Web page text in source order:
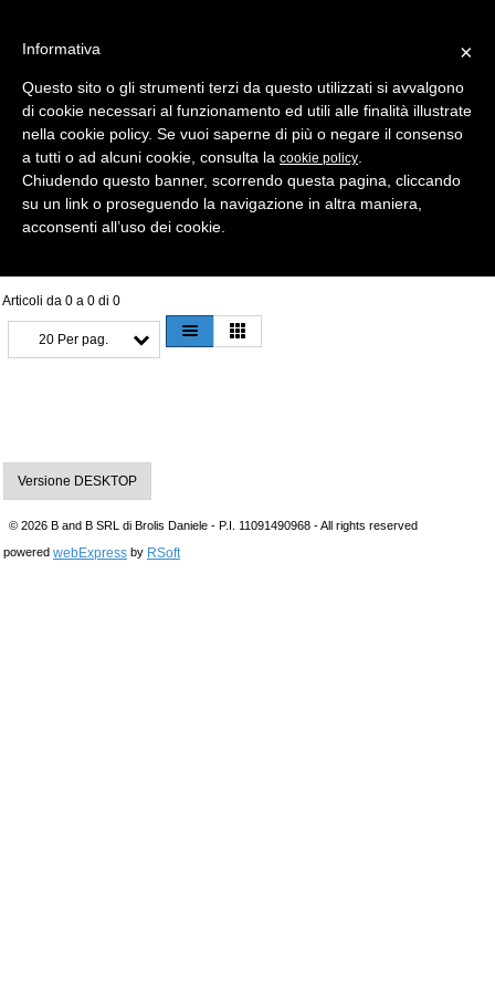
Selezione
PORTACHIAVI > P/chiavi PLASTICA
Articoli da 0 a 0 di 0
20 Per pag.
Versione DESKTOP
© 2026 B and B SRL di Brolis Daniele - P.I. 11091490968 - All rights reserved
powered webExpress by RSoft
×
Informativa
Questo sito o gli strumenti terzi da questo utilizzati si avvalgono
di cookie necessari al funzionamento ed utili alle finalità illustrate
nella cookie policy. Se vuoi saperne di più o negare il consenso
a tutti o ad alcuni cookie, consulta la cookie policy
Chiudendo questo banner, scorrendo questa pagina, cliccando
su un link o proseguendo la navigazione in altra maniera,
acconsenti all’uso dei cookie.